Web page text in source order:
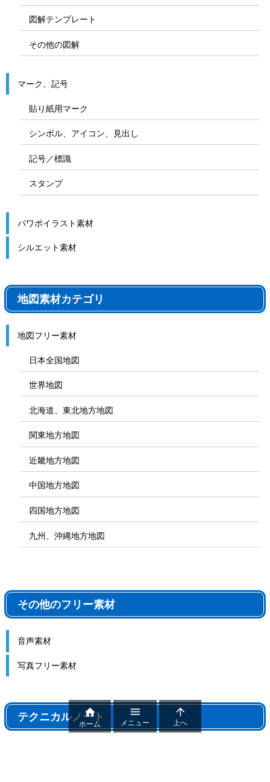
図解テンプレート
その他の図解
マーク、記号
貼り紙用マーク
シンボル、アイコン、見出し
記号／標識
スタンプ
パワポイラスト素材
シルエット素材
地図素材カテゴリ
地図フリー素材
日本全国地図
世界地図
北海道、東北地方地図
関東地方地図
近畿地方地図
中国地方地図
四国地方地図
九州、沖縄地方地図
その他のフリー素材
音声素材
写真フリー素材
テクニカルノート

ホーム

メニュー

上へ